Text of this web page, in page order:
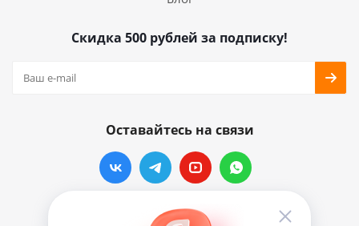
Скидка 500 рублей за подписку!
Оставайтесь на связи
Наши контакты